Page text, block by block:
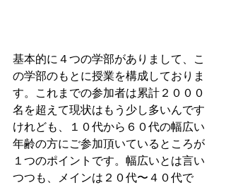
基本的に４つの学部がありまして、こ
の学部のもとに授業を構成しておりま
す。これまでの参加者は累計２０００
名を超えて現状はもう少し多いんです
けれども、１０代から６０代の幅広い
年齢の方にご参加頂いているところが
１つのポイントです。幅広いとは言い
つつも、メインは２０代〜４０代で